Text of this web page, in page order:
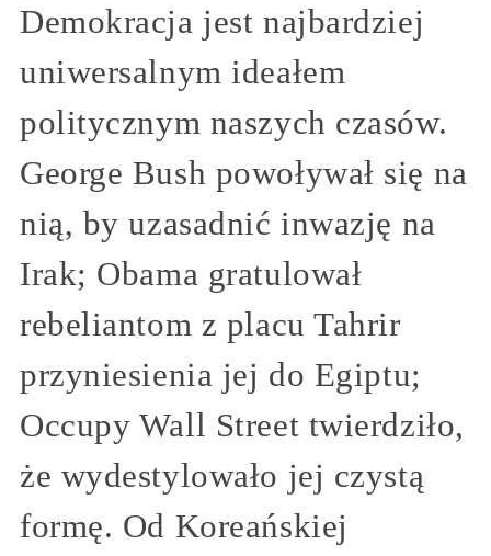
Demokracja jest najbardziej
uniwersalnym ideałem
politycznym naszych czasów.
George Bush powoływał się na
nią, by uzasadnić inwazję na
Irak; Obama gratulował
rebeliantom z placu Tahrir
przyniesienia jej do Egiptu;
Occupy Wall Street twierdziło,
że wydestylowało jej czystą
formę. Od Koreańskiej